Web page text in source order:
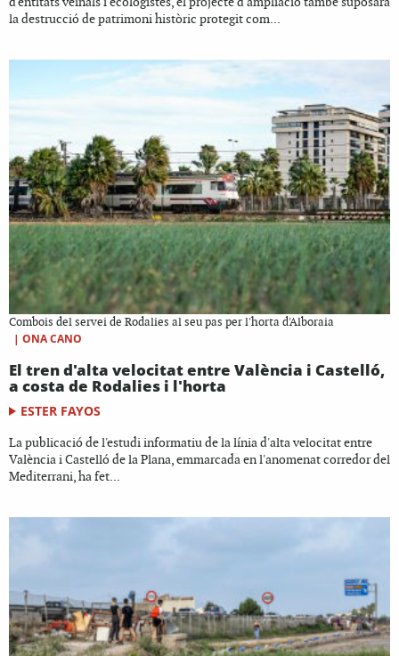
la destrucció de patrimoni històric protegit com...
Combois del servei de Rodalies al seu pas per l'horta d'Alboraia
| ONA CANO
El tren d'alta velocitat entre València i Castelló,
a costa de Rodalies i l'horta
ESTER FAYOS
La publicació de l'estudi informatiu de la línia d'alta velocitat entre
València i Castelló de la Plana, emmarcada en l'anomenat corredor del
Mediterrani, ha fet...